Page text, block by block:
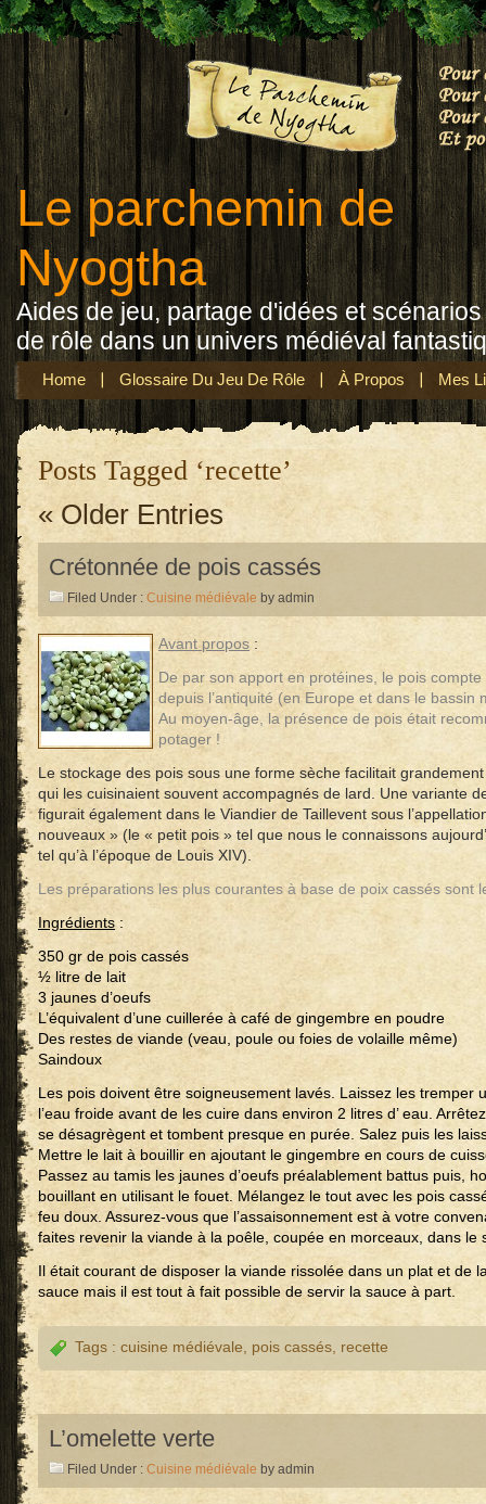
Le parchemin de
Nyogtha
Aides de jeu, partage d'idées et
de rôle dans un univers médiéval
Home Glossaire Du Jeu De Rôle À Propos Mes
Posts Tagged ‘recette’
« Older Entries
Crétonnée de pois cassés
Filed Under : Cuisine médiévale by admin
Avant propos :
De par son apport en protéines, le pois
depuis l’antiquité (en Europe et dans le bassin
Au moyen-âge, la présence de pois était
potager !
Le stockage des pois sous une forme sèche facilitait
qui les cuisinaient souvent accompagnés de lard. Une variante
figurait également dans le Viandier de Taillevent sous
nouveaux » (le « petit pois » tel que nous le connaissons
tel qu’à l’époque de Louis XIV).
Les préparations les plus courantes à base de poix cassés sont
Ingrédients :
350 gr de pois cassés
½ litre de lait
3 jaunes d’oeufs
L’équivalent d’une cuillerée à café de gingembre en poudre
Des restes de viande (veau, poule ou foies de volaille même)
Saindoux
Les pois doivent être soigneusement lavés. Laissez les tremper
l’eau froide avant de les cuire dans environ 2 litres d’ eau.
se désagrègent et tombent presque en purée. Salez puis les
Mettre le lait à bouillir en ajoutant le gingembre en cours de
Passez au tamis les jaunes d’oeufs préalablement battus puis,
bouillant en utilisant le fouet. Mélangez le tout avec les pois
feu doux. Assurez-vous que l’assaisonnement est à votre
faites revenir la viande à la poêle, coupée en morceaux, dans le
Il était courant de disposer la viande rissolée dans un plat et de
sauce mais il est tout à fait possible de servir la sauce à part.
Tags : cuisine médiévale pois cassés recette
L’omelette verte
Filed Under : Cuisine médiévale by admin